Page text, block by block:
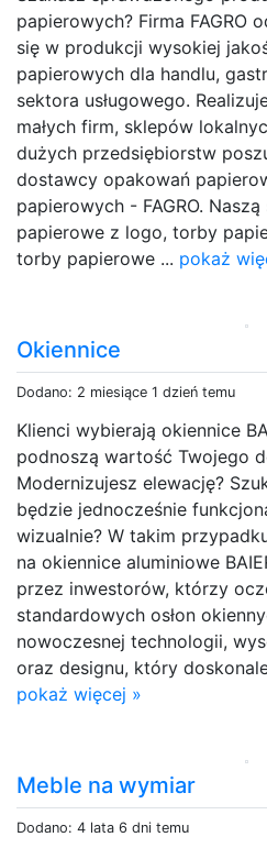
papierowych? Firma FAGRO
się w produkcji wysokiej
papierowych dla handlu,
sektora usługowego.
małych firm, sklepów
dużych przedsiębiorstw
dostawcy opakowań
papierowych - FAGRO.
papierowe z logo, torby
torby papierowe ... pokaż
Okiennice
Dodano: 2 miesiące 1 dzień temu
Klienci wybierają okiennice
podnoszą wartość Twojego
Modernizujesz elewację?
będzie jednocześnie
wizualnie? W takim
na okiennice aluminiowe
przez inwestorów, którzy
standardowych osłon
nowoczesnej technologii,
oraz designu, który
pokaż więcej »
Meble na wymiar
Dodano: 4 lata 6 dni temu